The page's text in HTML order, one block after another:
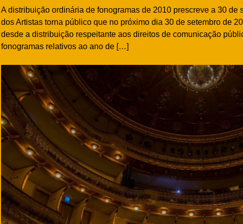
A distribuição ordinária de fonogramas de 2010 prescreve a 30 de
dos Artistas torna público que no próximo dia 30 de setembro de
desde a distribuição respeitante aos direitos de comunicação
fonogramas relativos ao ano de […]